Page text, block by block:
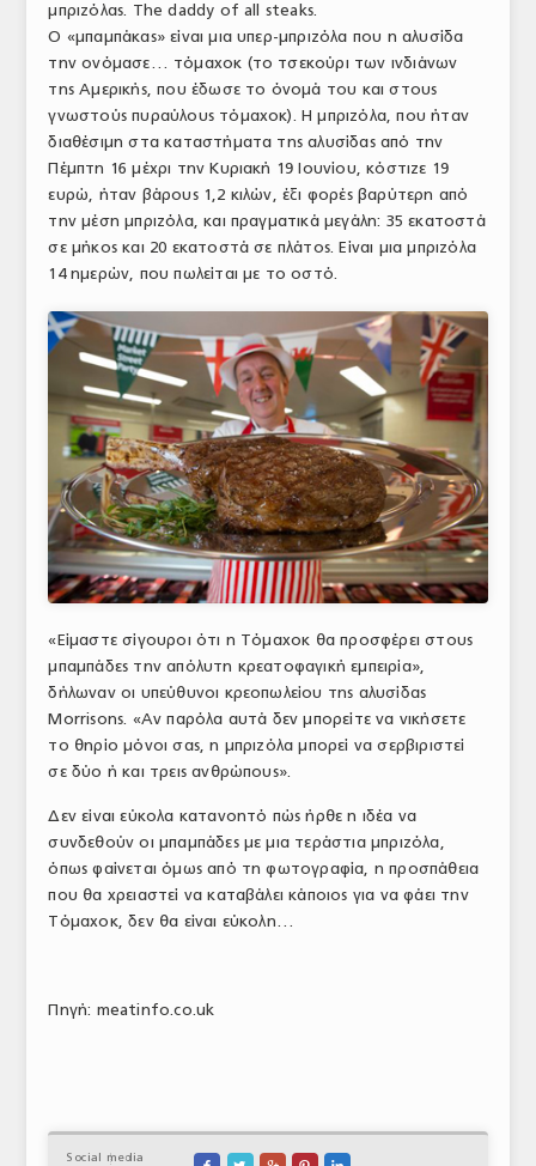
ΕΛΛΗΝΙΚΗ ΝΟΜΟΘΕΣΙΑ
ΕΥΡΩΠΑΪΚΗ ΝΟΜΟΘΕΣΙΑ
ΤΟ ΠΕΡΙΟΔΙΚΟ
Profile
ΑΡΧΕΙΟ ΤΕΥΧΩΝ
ΣΥΝΕΔΡΙΟ ΚΡΕΑΤΟΣ
μπριζόλας. The daddy of all steaks.
Ο «μπαμπάκας» είναι μια υπερ-μπριζόλα που η αλυσίδα
την ονόμασε… τόμαχοκ (το τσεκούρι των ινδιάνων
της Αμερικής, που έδωσε το όνομά του και στους
γνωστούς πυραύλους τόμαχοκ). Η μπριζόλα, που ήταν
διαθέσιμη στα καταστήματα της αλυσίδας από την
Πέμπτη 16 μέχρι την Κυριακή 19 Ιουνίου, κόστιζε 19
ευρώ, ήταν βάρους 1,2 κιλών, έξι φορές βαρύτερη από
την μέση μπριζόλα, και πραγματικά μεγάλη: 35 εκατοστά
σε μήκος και 20 εκατοστά σε πλάτος. Είναι μια μπριζόλα
14 ημερών, που πωλείται με το οστό.
«Είμαστε σίγουροι ότι η Τόμαχοκ θα προσφέρει στους
μπαμπάδες την απόλυτη κρεατοφαγική εμπειρία»,
δήλωναν οι υπεύθυνοι κρεοπωλείου της αλυσίδας
Morrisons. «Αν παρόλα αυτά δεν μπορείτε να νικήσετε
το θηρίο μόνοι σας, η μπριζόλα μπορεί να σερβιριστεί
σε δύο ή και τρεις ανθρώπους».
Δεν είναι εύκολα κατανοητό πώς ήρθε η ιδέα να
συνδεθούν οι μπαμπάδες με μια τεράστια μπριζόλα,
όπως φαίνεται όμως από τη φωτογραφία, η προσπάθεια
που θα χρειαστεί να καταβάλει κάποιος για να φάει την
Τόμαχοκ, δεν θα είναι εύκολη…
Πηγή: meatinfo.co.uk
Social media